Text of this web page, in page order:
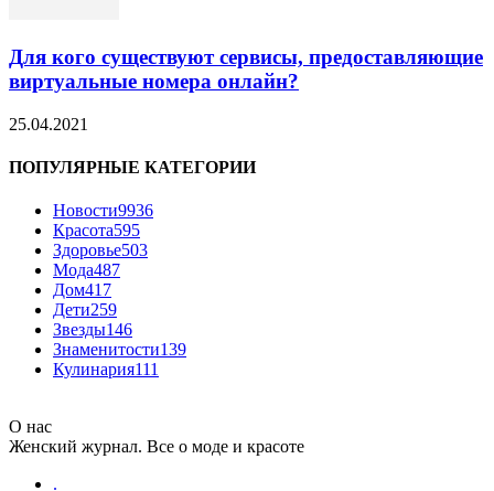
Для кого существуют сервисы, предоставляющие
виртуальные номера онлайн?
25.04.2021
ПОПУЛЯРНЫЕ КАТЕГОРИИ
Новости9936
Красота595
Здоровье503
Мода487
Дом417
Дети259
Звезды146
Знаменитости139
Кулинария111
О нас
Женский журнал. Все о моде и красоте
.